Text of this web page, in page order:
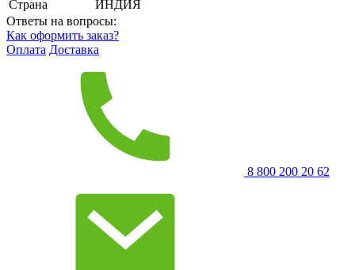
Страна
ИНДИЯ
Ответы на вопросы:
Как оформить заказ?
Оплата Доставка
8 800 200 20 62